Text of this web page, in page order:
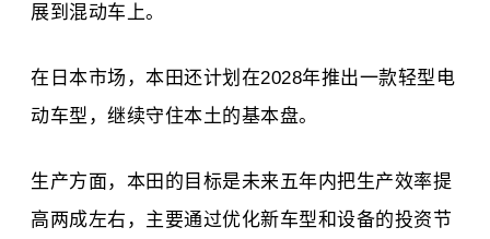
展到混动车上。
在日本市场，本田还计划在2028年推出一款轻型电
动车型，继续守住本土的基本盘。
生产方面，本田的目标是未来五年内把生产效率提
高两成左右，主要通过优化新车型和设备的投资节